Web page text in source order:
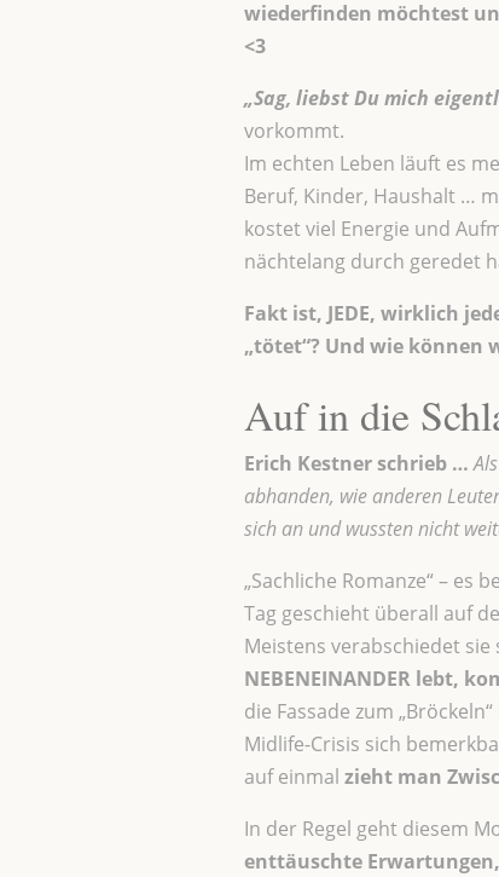
wiederfinden möchtest
<3
„Sag, liebst Du mich
vorkommt.
Im echten Leben läuft es
Beruf, Kinder, Haushalt …
kostet viel Energie und
nächtelang durch geredet
Fakt ist, JEDE, wirklich
„tötet“? Und wie können
Auf in die
Erich Kestner schrieb …
abhanden, wie anderen
sich an und wussten nicht
„Sachliche Romanze“ – es
Tag geschieht überall auf
Meistens verabschiedet sie
NEBENEINANDER lebt,
die Fassade zum
Midlife-Crisis sich
auf einmal zieht man
In der Regel geht diesem
enttäuschte